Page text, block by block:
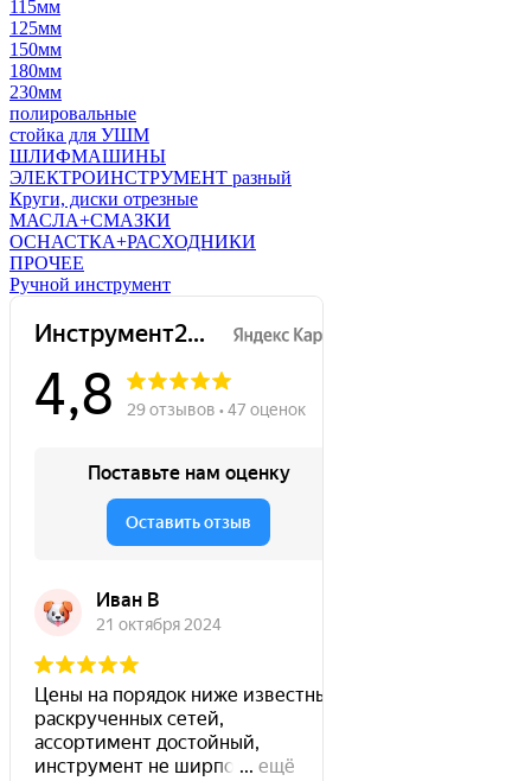
115мм
125мм
150мм
180мм
230мм
полировальные
стойка для УШМ
ШЛИФМАШИНЫ
ЭЛЕКТРОИНСТРУМЕНТ разный
Круги, диски отрезные
МАСЛА+СМАЗКИ
ОСНАСТКА+РАСХОДНИКИ
ПРОЧЕЕ
Ручной инструмент